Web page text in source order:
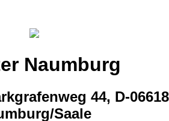
Naumburg
44, D-06618
Saale